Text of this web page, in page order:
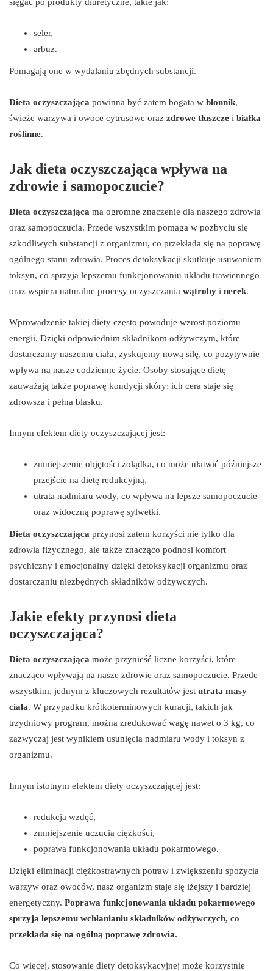
seler,
arbuz.
Pomagają one w wydalaniu zbędnych substancji.
Dieta oczyszczająca powinna być zatem bogata w błonnik,
świeże warzywa i owoce cytrusowe oraz zdrowe tłuszcze i białka
roślinne.
Jak dieta oczyszczająca wpływa na
zdrowie i samopoczucie?
Dieta oczyszczająca ma ogromne znaczenie dla naszego zdrowia
oraz samopoczucia. Przede wszystkim pomaga w pozbyciu się
szkodliwych substancji z organizmu, co przekłada się na poprawę
ogólnego stanu zdrowia. Proces detoksykacji skutkuje usuwaniem
toksyn, co sprzyja lepszemu funkcjonowaniu układu trawiennego
oraz wspiera naturalne procesy oczyszczania wątroby i nerek.
Wprowadzenie takiej diety często powoduje wzrost poziomu
energii. Dzięki odpowiednim składnikom odżywczym, które
dostarczamy naszemu ciału, zyskujemy nową siłę, co pozytywnie
wpływa na nasze codzienne życie. Osoby stosujące dietę
zauważają także poprawę kondycji skóry; ich cera staje się
zdrowsza i pełna blasku.
Innym efektem diety oczyszczającej jest:
zmniejszenie objętości żołądka, co może ułatwić późniejsze
przejście na dietę redukcyjną,
utrata nadmiaru wody, co wpływa na lepsze samopoczucie
oraz widoczną poprawę sylwetki.
Dieta oczyszczająca przynosi zatem korzyści nie tylko dla
zdrowia fizycznego, ale także znacząco podnosi komfort
psychiczny i emocjonalny dzięki detoksykacji organizmu oraz
dostarczaniu niezbędnych składników odżywczych.
Jakie efekty przynosi dieta
oczyszczająca?
Dieta oczyszczająca może przynieść liczne korzyści, które
znacząco wpływają na nasze zdrowie oraz samopoczucie. Przede
wszystkim, jednym z kluczowych rezultatów jest utrata masy
ciała. W przypadku krótkoterminowych kuracji, takich jak
trzydniowy program, można zredukować wagę nawet o 3 kg, co
zazwyczaj jest wynikiem usunięcia nadmiaru wody i toksyn z
organizmu.
Innym istotnym efektem diety oczyszczającej jest:
redukcja wzdęć,
zmniejszenie uczucia ciężkości,
poprawa funkcjonowania układu pokarmowego.
Dzięki eliminacji ciężkostrawnych potraw i zwiększeniu spożycia
warzyw oraz owoców, nasz organizm staje się lżejszy i bardziej
energetyczny. Poprawa funkcjonowania układu pokarmowego
sprzyja lepszemu wchłanianiu składników odżywczych, co
przekłada się na ogólną poprawę zdrowia.
Co więcej, stosowanie diety detoksykacyjnej może korzystnie